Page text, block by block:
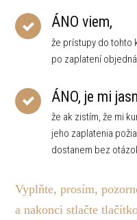
ÁNO viem,
že prístupy do tohto
po zaplatení
ÁNO, je mi
že ak zistím, že mi
jeho zaplatenia
dostanem bez
Vyplňte, prosím,
a nakonci stlačte